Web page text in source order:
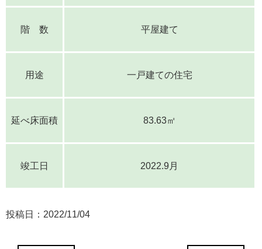
階 数 平屋建て
用途 一戸建ての住宅
延べ床面積 83.63㎡
竣工日 2022.9月
投稿日： 2022/11/04